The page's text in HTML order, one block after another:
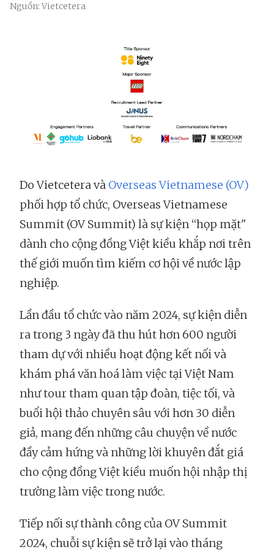
Nguồn: Vietcetera
Do Vietcetera và Overseas Vietnamese (OV)
phối hợp tổ chức, Overseas Vietnamese
Summit (OV Summit) là sự kiện “họp mặt"
dành cho cộng đồng Việt kiều khắp nơi trên
thế giới muốn tìm kiếm cơ hội về nước lập
nghiệp.
Lần đầu tổ chức vào năm 2024, sự kiện diễn
ra trong 3 ngày đã thu hút hơn 600 người
tham dự với nhiều hoạt động kết nối và
khám phá văn hoá làm việc tại Việt Nam
như tour tham quan tập đoàn, tiệc tối, và
buổi hội thảo chuyên sâu với hơn 30 diễn
giả, mang đến những câu chuyện về nước
đầy cảm hứng và những lời khuyên đắt giá
cho cộng đồng Việt kiều muốn hội nhập thị
trường làm việc trong nước.
Tiếp nối sự thành công của OV Summit
2024, chuỗi sự kiện sẽ trở lại vào tháng